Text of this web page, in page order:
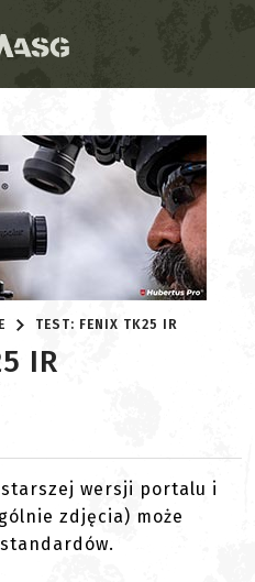
TEST: FENIX TK25 IR
IR
wersji portalu i
zdjęcia) może